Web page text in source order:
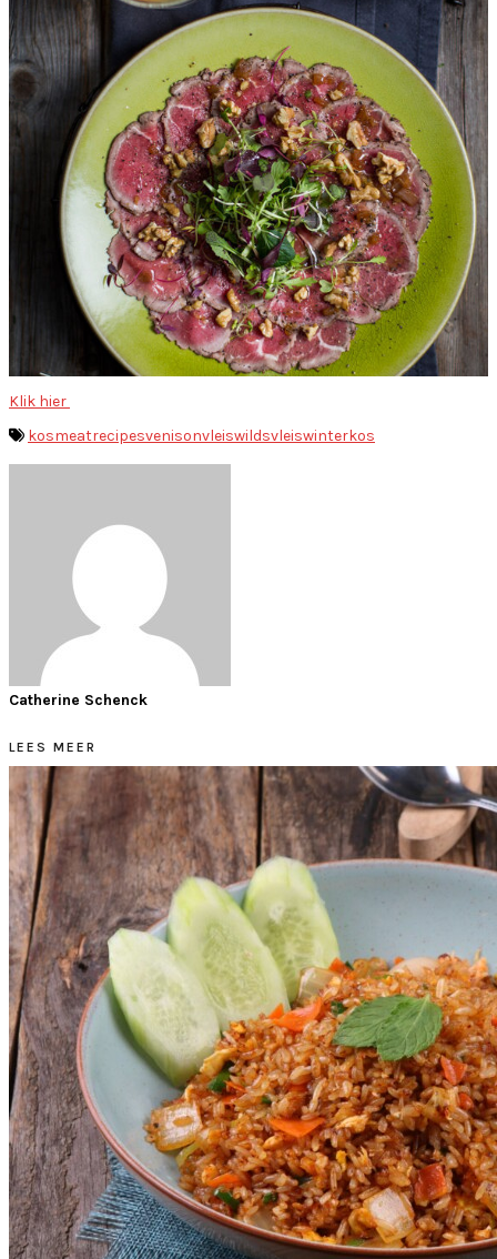
Klik hier
kosmeatrecipesvenisonvleiswildsvleiswinterkos
Catherine Schenck
LEES MEER